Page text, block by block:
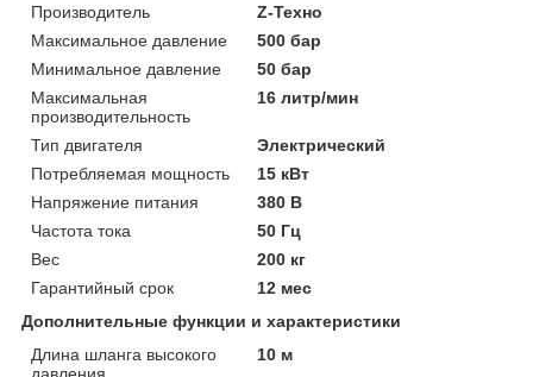
Производитель
Z-Техно
Максимальное давление
500 бар
Минимальное давление
50 бар
Максимальная
производительность
16 литр/мин
Тип двигателя
Электрический
Потребляемая мощность
15 кВт
Напряжение питания
380 В
Частота тока
50 Гц
Вес
200 кг
Гарантийный срок
12 мес
Дополнительные функции и характеристики
Длина шланга высокого
давления
10 м